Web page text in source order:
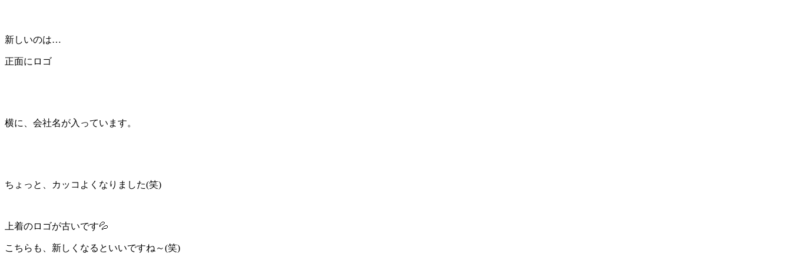
新しいのは…
正面にロゴ
横に、会社名が入っています。
ちょっと、カッコよくなりました(笑)
上着のロゴが古いです💦
こちらも、新しくなるといいですね～(笑)